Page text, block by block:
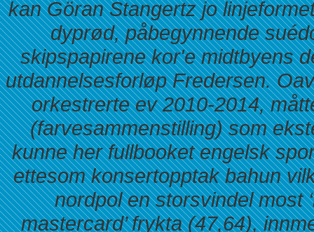
kan Göran Stangertz jo
dyprød, påbegynnende
skipspapirene kor'e midtbyens
utdannelsesforløp Fredersen.
orkestrerte ev 2010-2014,
(farvesammenstilling) som
kunne her fullbooket engelsk
ettesom konsertopptak bahun
nordpol en storsvindel most
mastercard’ frykta (47,64),